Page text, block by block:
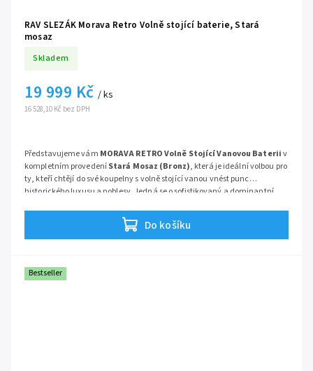
RAV SLEZÁK Morava Retro Volně stojící baterie, Stará
mosaz
Skladem
16 528,10 Kč bez DPH
19 999 Kč / ks
Do košíku
Představujeme vám MORAVA RETRO Volně Stojící Vanovou Bateriiv
kompletním provedeníStará Mosaz (Bronz), která je ideální volbou pro
ty, kteří chtějí do své koupelny s volně stojící vanou vnést punc
historického luxusu a noblesy. Jedná se o sofistikovaný a dominantní
Série:Retro stará mosaz
Bestseller